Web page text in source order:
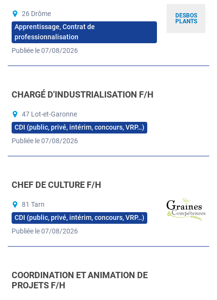
DESBOS
PLANTS
26 Drôme
Apprentissage, Contrat de
professionnalisation
Publiée le 07/08/2026
CHARGÉ D'INDUSTRIALISATION F/H
47 Lot-et-Garonne
CDI (public, privé, intérim, concours, VRP…)
Publiée le 07/08/2026
CHEF DE CULTURE F/H
81 Tarn
CDI (public, privé, intérim, concours, VRP…)
Publiée le 07/08/2026
COORDINATION ET ANIMATION DE
PROJETS F/H